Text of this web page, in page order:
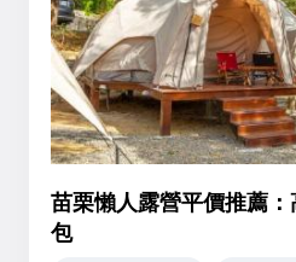
苗栗懶人露營平價推薦
包